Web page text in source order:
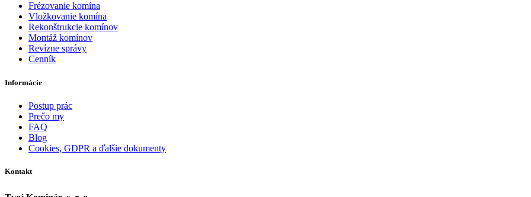
Frézovanie komína
Vložkovanie komína
Rekonštrukcie komínov
Montáž komínov
Revízne správy
Cenník
Informácie
Postup prác
Prečo my
FAQ
Blog
Cookies, GDPR a ďalšie dokumenty
Kontakt